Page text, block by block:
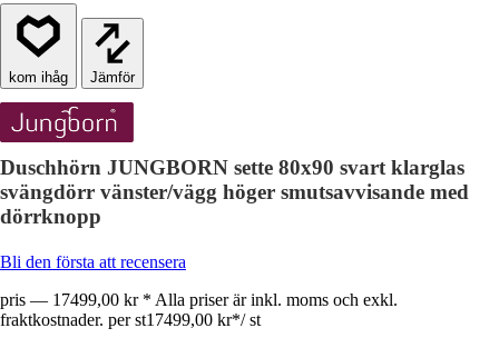
Jämför
Duschhörn JUNGBORN sette 80x90 svart klarglas
svängdörr vänster/vägg höger smutsavvisande med
dörrknopp
Bli den första att recensera
pris — 17499,00 kr * Alla priser är inkl. moms och exkl.
fraktkostnader. per st17499,00 kr*/ st